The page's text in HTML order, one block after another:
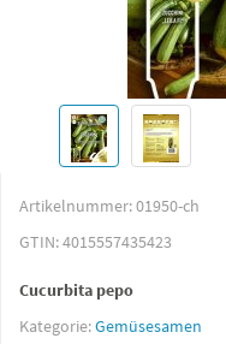
Artikelnummer:01950-ch
GTIN:4015557435423
Cucurbita pepo
Kategorie:Gemüsesamen